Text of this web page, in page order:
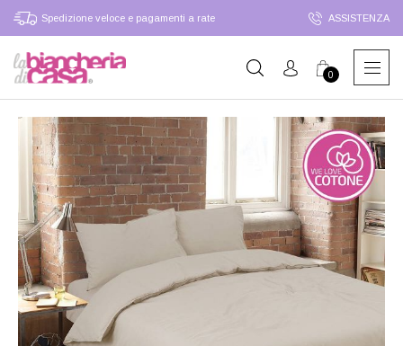
Spedizione veloce e pagamenti a rate ASSISTENZA
0